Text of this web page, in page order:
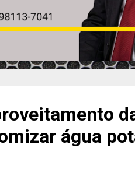
água